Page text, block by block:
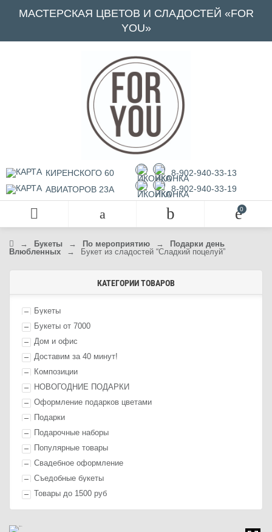
МАСТЕРСКАЯ ЦВЕТОВ И СЛАДОСТЕЙ «FOR
YOU»
КИРЕНСКОГО 60
АВИАТОРОВ 23А
8-902-940-33-13
8-902-940-33-19
→ Букеты → По мероприятию → Подарки день
Влюбленных
→ Букет из сладостей “Сладкий поцелуй”
КАТЕГОРИИ ТОВАРОВ
Букеты
Букеты от 7000
Дом и офис
Доставим за 40 минут!
Композиции
НОВОГОДНИЕ ПОДАРКИ
Оформление подарков цветами
Подарки
Подарочные наборы
Популярные товары
Свадебное оформление
Съедобные букеты
Товары до 1500 руб